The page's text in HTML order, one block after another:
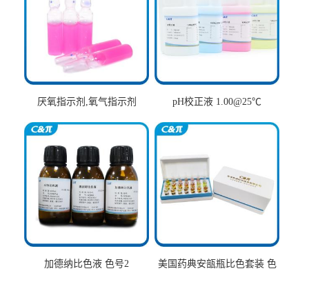
厌氧指示剂,氧气指示剂 pH校正液 1.00@25℃
加德纳比色液 色号2
美国药典安瓿瓶比色套装 色